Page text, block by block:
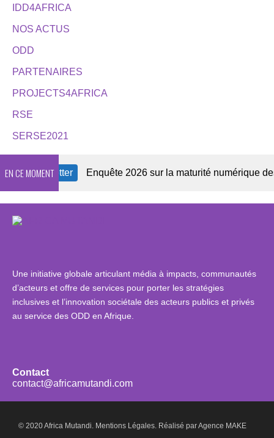
IDD4AFRICA
NOS ACTUS
ODD
PARTENAIRES
PROJECTS4AFRICA
RSE
SERSE2021
EN CE MOMENT
Newsletter Enquête 2026 sur la maturité numérique des
Une initiative globale articulant média à impacts, communautés
d’acteurs et offre de services pour porter les stratégies
inclusives et l’innovation sociétale des acteurs publics et privés
au service des ODD en Afrique.
Contact
contact@africamutandi.com
© 2020 Africa Mutandi. Mentions Légales. Réalisé parAgence MAKE